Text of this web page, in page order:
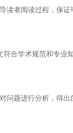
者阅读过程，保
合学术规范和专
题进行分析，得